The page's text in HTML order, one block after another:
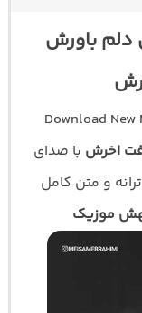
دلم باورش
Download New
اخرش با صدای
و متن کامل
موزیک